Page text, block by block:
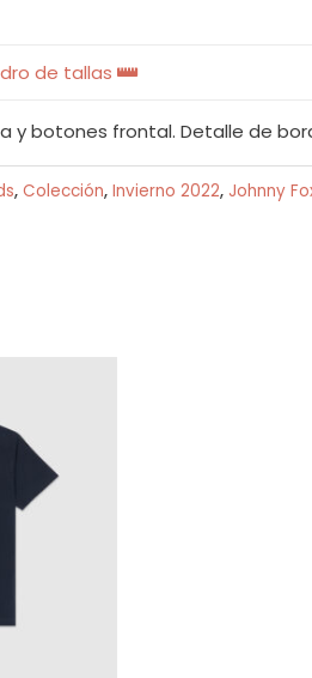
de tallas
y botones frontal. Detalle de
, Colección, Invierno 2022, Johnny